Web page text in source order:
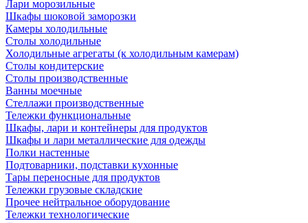
Лари морозильные
Шкафы шоковой заморозки
Камеры холодильные
Столы холодильные
Холодильные агрегаты (к холодильным камерам)
Столы кондитерские
Столы производственные
Ванны моечные
Стеллажи производственные
Тележки функциональные
Шкафы, лари и контейнеры для продуктов
Шкафы и лари металлические для одежды
Полки настенные
Подтоварники, подставки кухонные
Тары переносные для продуктов
Тележки грузовые складские
Прочее нейтральное оборудование
Тележки технологические